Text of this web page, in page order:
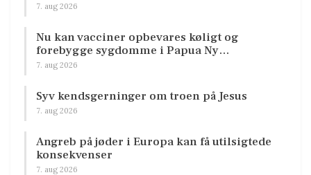
7. aug 2026
Nu kan vacciner opbevares køligt og
forebygge sygdomme i Papua Ny…
7. aug 2026
Syv kendsgerninger om troen på Jesus
7. aug 2026
Angreb på jøder i Europa kan få utilsigtede
konsekvenser
7. aug 2026